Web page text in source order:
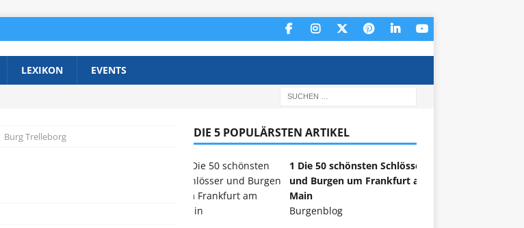
LEXIKON EVENTS
Burg Trelleborg DIE 5 POPULÄRSTEN ARTIKEL
1 Die 50 schönsten Schlösser
und Burgen um Frankfurt am
Main
Burgenblog